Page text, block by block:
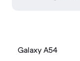
Galaxy A54